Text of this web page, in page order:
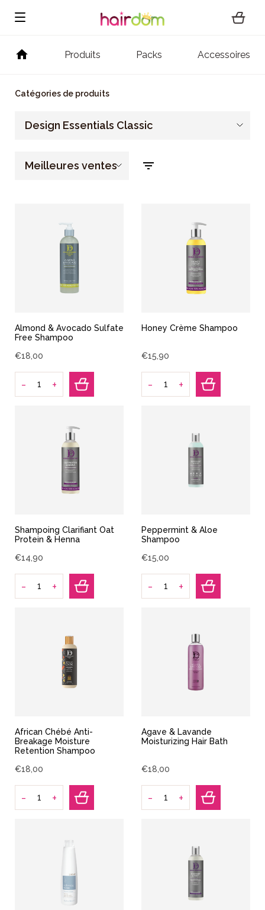
Produits Packs Accessoires
Catégories de produits
Design Essentials Classic
Meilleures ventes
Almond & Avocado Sulfate
Free Shampoo
€18,00
+
-
Honey Crème Shampoo
€15,90
+
-
Shampoing Clarifiant Oat
Protein & Henna
€14,90
+
-
Peppermint & Aloe
Shampoo
€15,00
+
-
African Chébé Anti-
Breakage Moisture
Retention Shampoo
€18,00
+
-
Agave & Lavande
Moisturizing Hair Bath
€18,00
+
-